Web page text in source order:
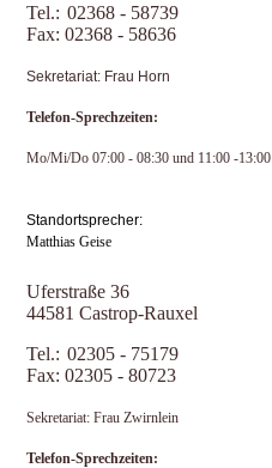
Tel.: 02368 - 58739
Fax: 02368 - 58636
Sekretariat: Frau Horn
Telefon-Sprechzeiten:
Mo/Mi/Do 07:00 - 08:30 und 11:00 -13:00
Standortsprecher:
Matthias Geise
Uferstraße 36
44581 Castrop-Rauxel
Tel.: 02305 - 75179
Fax: 02305 - 80723
Sekretariat: Frau Zwirnlein
Telefon-Sprechzeiten: